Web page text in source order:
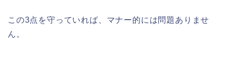
この3点を守っていれば、マナー的には問題ありませ
ん。